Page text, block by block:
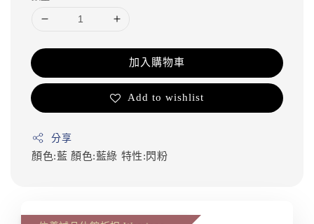
加入購物車
Add to wishlist
分享
顏色:藍 顏色:藍綠 特性:閃粉